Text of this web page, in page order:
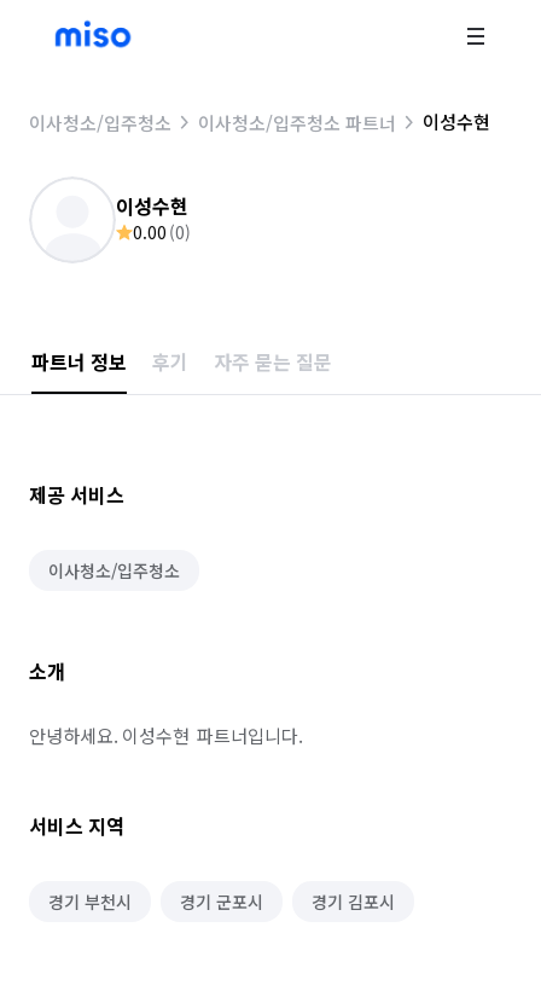
이사청소/입주청소 이사청소/입주청소 파트너 이성수현
이성수현
0.00 (0)
파트너 정보 후기 자주 묻는 질문
제공 서비스
이사청소/입주청소
소개
안녕하세요. 이성수현  파트너입니다.
서비스 지역
경기 부천시 경기 군포시 경기 김포시